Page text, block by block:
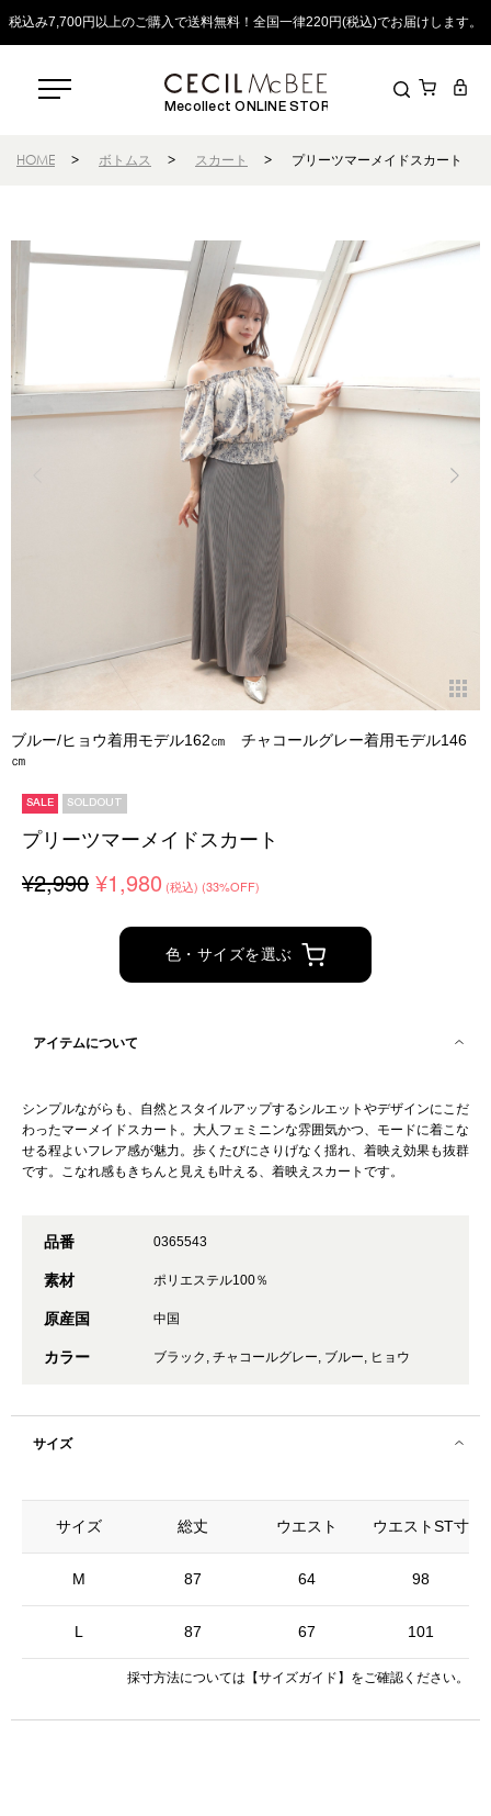
税込み7,700円以上のご購入で送料無料！全国一律220円(税込)でお届けします。
Mecollect ONLINE STORE
HOME > ボトムス > スカート > プリーツマーメイドスカート
ブルー/ヒョウ着用モデル162㎝ チャコールグレー着用モデル146
㎝
SALE SOLDOUT
プリーツマーメイドスカート
¥2,990 ¥1,980 (税込) (33%OFF)
色・サイズを選ぶ
アイテムについて
シンプルながらも、自然とスタイルアップするシルエットやデザインにこだ
わったマーメイドスカート。大人フェミニンな雰囲気かつ、モードに着こな
せる程よいフレア感が魅力。歩くたびにさりげなく揺れ、着映え効果も抜群
です。こなれ感もきちんと見えも叶える、着映えスカートです。
品番 0365543
素材 ポリエステル100％
原産国 中国
カラー ブラック, チャコールグレー, ブルー, ヒョウ
サイズ
サイズ
M
L
総丈 ウエスト ウエストST寸
87 64 98
87 67 101
採寸方法については 【サイズガイド】 をご確認ください。